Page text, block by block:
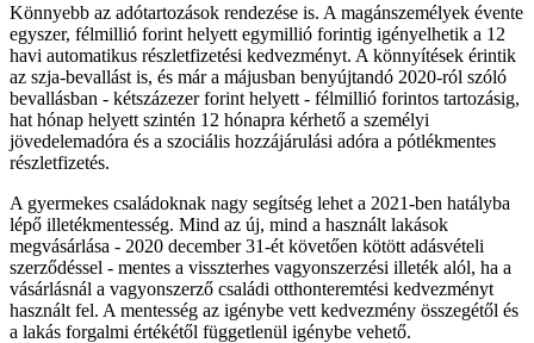
Könnyebb az adótartozások rendezése is. A magánszemélyek évente
egyszer, félmillió forint helyett egymillió forintig igényelhetik a 12
havi automatikus részletfizetési kedvezményt. A könnyítések érintik
az szja-bevallást is, és már a májusban benyújtandó 2020-ról szóló
bevallásban - kétszázezer forint helyett - félmillió forintos tartozásig,
hat hónap helyett szintén 12 hónapra kérhető a személyi
jövedelemadóra és a szociális hozzájárulási adóra a pótlékmentes
részletfizetés.
A gyermekes családoknak nagy segítség lehet a 2021-ben hatályba
lépő illetékmentesség. Mind az új, mind a használt lakások
megvásárlása - 2020 december 31-ét követően kötött adásvételi
szerződéssel - mentes a visszterhes vagyonszerzési illeték alól, ha a
vásárlásnál a vagyonszerző családi otthonteremtési kedvezményt
használt fel. A mentesség az igénybe vett kedvezmény összegétől és
a lakás forgalmi értékétől függetlenül igénybe vehető.